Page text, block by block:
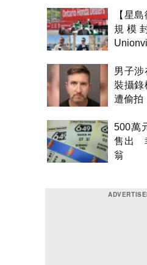
【星
規模
男子涉
裝攝
遭偷拍
500萬
售出
翁